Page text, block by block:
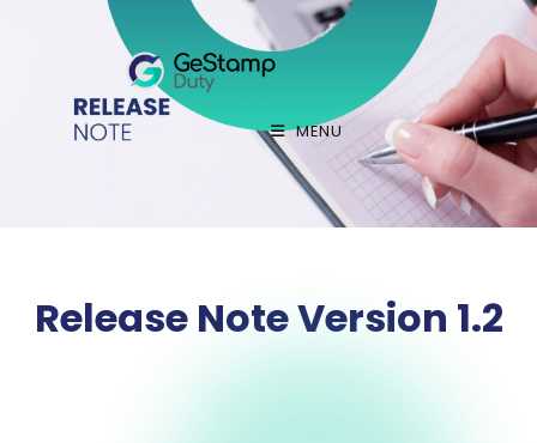
MENU
Release Note Version 1.2